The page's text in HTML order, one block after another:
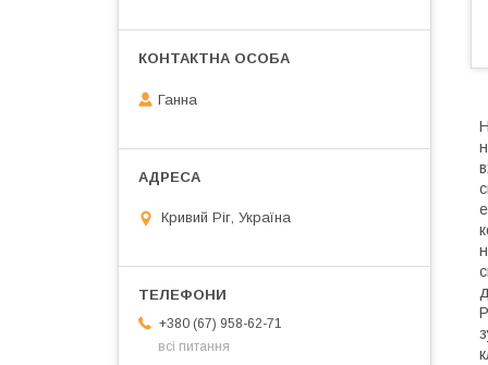
Ганна
Кривий Ріг, Україна
+380 (67) 958-62-71
всі питання